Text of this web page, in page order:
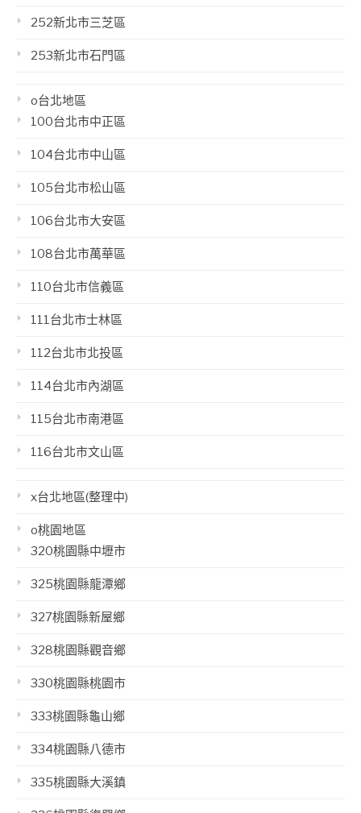
252新北市三芝區
253新北市石門區
o台北地區
100台北市中正區
104台北市中山區
105台北市松山區
106台北市大安區
108台北市萬華區
110台北市信義區
111台北市士林區
112台北市北投區
114台北市內湖區
115台北市南港區
116台北市文山區
x台北地區(整理中)
o桃園地區
320桃園縣中壢市
325桃園縣龍潭鄉
327桃園縣新屋鄉
328桃園縣觀音鄉
330桃園縣桃園市
333桃園縣龜山鄉
334桃園縣八德市
335桃園縣大溪鎮